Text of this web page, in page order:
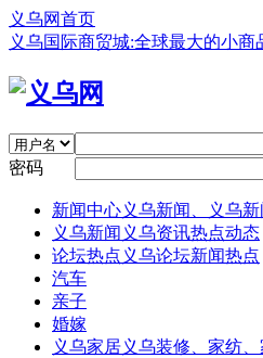
义乌网首页
义乌国际商贸城:全球最大的小商
密码
新闻中心义乌新闻、义乌新
义乌新闻 义乌资讯热点动态
论坛热点 义乌论坛新闻热点
汽车
亲子
婚嫁
义乌家居义乌装修、家纺